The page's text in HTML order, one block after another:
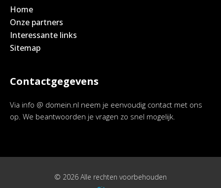
Home
Onze partners
Interessante links
Sitemap
Contactgegevens
Via info @ domein.nl neem je eenvoudig contact met ons
op. We beantwoorden je vragen zo snel mogelijk.
© 2026 Alle rechten voorbehouden